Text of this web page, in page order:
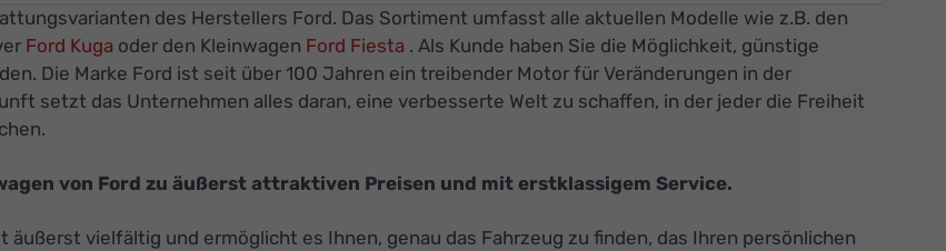
des Herstellers Ford. Das Sortiment umfasst alle aktuellen Modelle wie z.B. den
Ford Kuga oder den Kleinwagen Ford Fiesta . Als Kunde haben Sie die Möglichkeit, günstige
Die Marke Ford ist seit über 100 Jahren ein treibender Motor für Veränderungen in der
setzt das Unternehmen alles daran, eine verbesserte Welt zu schaffen, in der jeder die Freiheit
von Ford zu äußerst attraktiven Preisen und mit erstklassigem Service.
vielfältig und ermöglicht es Ihnen, genau das Fahrzeug zu finden, das Ihren persönlichen